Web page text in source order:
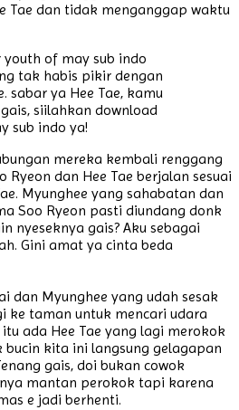
Tae dan tidak menganggap waktu
tak habis pikir dengan
sabar ya Hee Tae, kamu
siilahkan download
sub indo ya!
mereka kembali renggang
dan Hee Tae berjalan sesuai
Myunghee yang sahabatan dan
Soo Ryeon pasti diundang donk
nyeseknya gais? Aku sebagai
Gini amat ya cinta beda
dan Myunghee yang udah sesak
ke taman untuk mencari udara
ada Hee Tae yang lagi merokok
bucin kita ini langsung gelagapan
gais, doi bukan cowok
mantan perokok tapi karena
e jadi berhenti.